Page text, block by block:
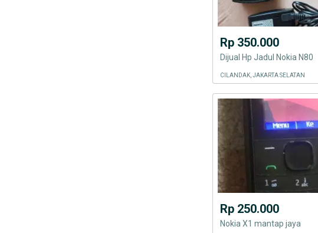
Rp 350.000
Dijual Hp Jadul Nokia N80
CILANDAK, JAKARTA SELATAN
Rp 250.000
Nokia X1 mantap jaya